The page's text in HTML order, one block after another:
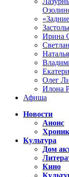
Ирина
Олег
Илона
Афиша
Новости
Анонс
Культура
Дом
Кино